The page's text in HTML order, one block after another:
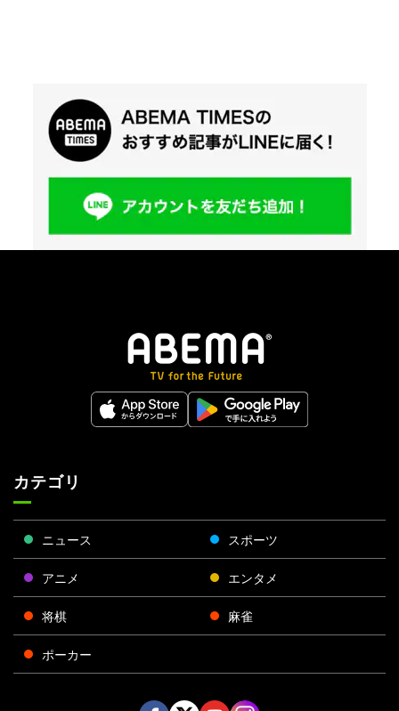
カテゴリ
ニュース スポーツ
アニメ エンタメ
将棋 麻雀
ポーカー